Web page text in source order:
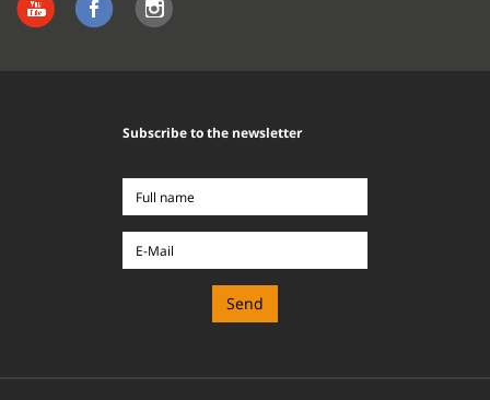
Subscribe to the newsletter